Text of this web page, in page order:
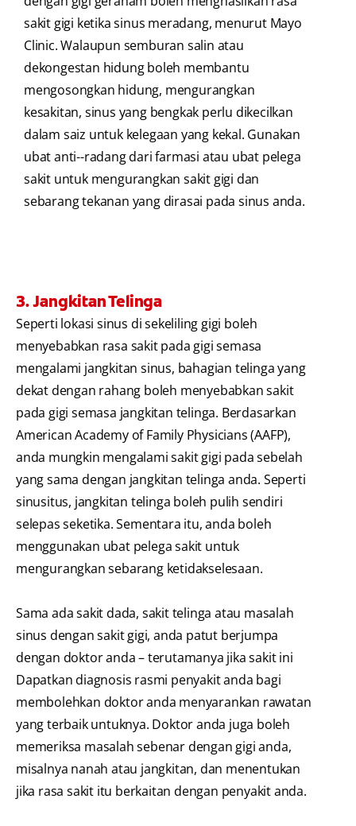
sakit gigi ketika sinus meradang, menurut Mayo
Clinic. Walaupun semburan salin atau
dekongestan hidung boleh membantu
mengosongkan hidung, mengurangkan
kesakitan, sinus yang bengkak perlu dikecilkan
dalam saiz untuk kelegaan yang kekal. Gunakan
ubat anti--radang dari farmasi atau ubat pelega
sakit untuk mengurangkan sakit gigi dan
sebarang tekanan yang dirasai pada sinus anda.
3. Jangkitan Telinga
Seperti lokasi sinus di sekeliling gigi boleh
menyebabkan rasa sakit pada gigi semasa
mengalami jangkitan sinus, bahagian telinga yang
dekat dengan rahang boleh menyebabkan sakit
pada gigi semasa jangkitan telinga. Berdasarkan
American Academy of Family Physicians (AAFP),
anda mungkin mengalami sakit gigi pada sebelah
yang sama dengan jangkitan telinga anda. Seperti
sinusitus, jangkitan telinga boleh pulih sendiri
selepas seketika. Sementara itu, anda boleh
menggunakan ubat pelega sakit untuk
mengurangkan sebarang ketidakselesaan.
Sama ada sakit dada, sakit telinga atau masalah
sinus dengan sakit gigi, anda patut berjumpa
dengan doktor anda – terutamanya jika sakit ini
Dapatkan diagnosis rasmi penyakit anda bagi
membolehkan doktor anda menyarankan rawatan
yang terbaik untuknya. Doktor anda juga boleh
memeriksa masalah sebenar dengan gigi anda,
misalnya nanah atau jangkitan, dan menentukan
jika rasa sakit itu berkaitan dengan penyakit anda.